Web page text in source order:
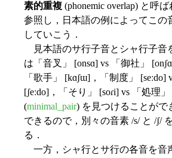
素的重複 (phonemic overlap) と呼
参照し，日本語の例によってこの
していこう．
見本語のサ行子音とシャ行子音
は「音叉」 [onsɑ] vs 「御社」
「歌手」 [kɑʃɯ]，「制度」 [seːdo]
[ʃeːdo]，「そり」 [soɾi] vs 「処理
(minimal_pair) を見つけることがで
できるので，別々の音素 /s/ と /ʃ/
る．
一方，シャ行とサ行の各音を音